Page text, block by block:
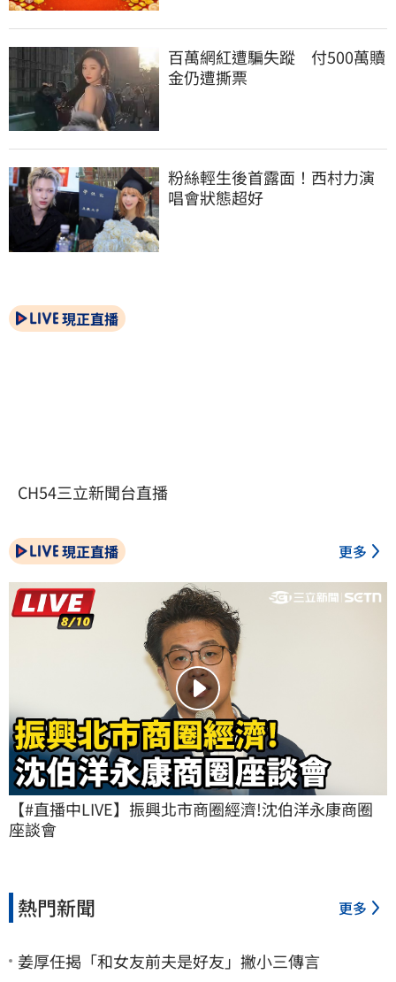
百萬網紅遭騙失蹤　付500萬贖
金仍遭撕票
粉絲輕生後首露面！西村力演
唱會狀態超好
現正直播
CH54三立新聞台直播
現正直播 更多
【#直播中LIVE】振興北市商圈經濟!沈伯洋永康商圈
座談會
熱門新聞 更多
姜厚任揭「和女友前夫是好友」撇小三傳言